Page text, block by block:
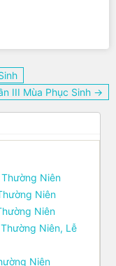
III Mùa Phục Sinh →
Niên
Niên
Niên
Niên, Lễ
Niên